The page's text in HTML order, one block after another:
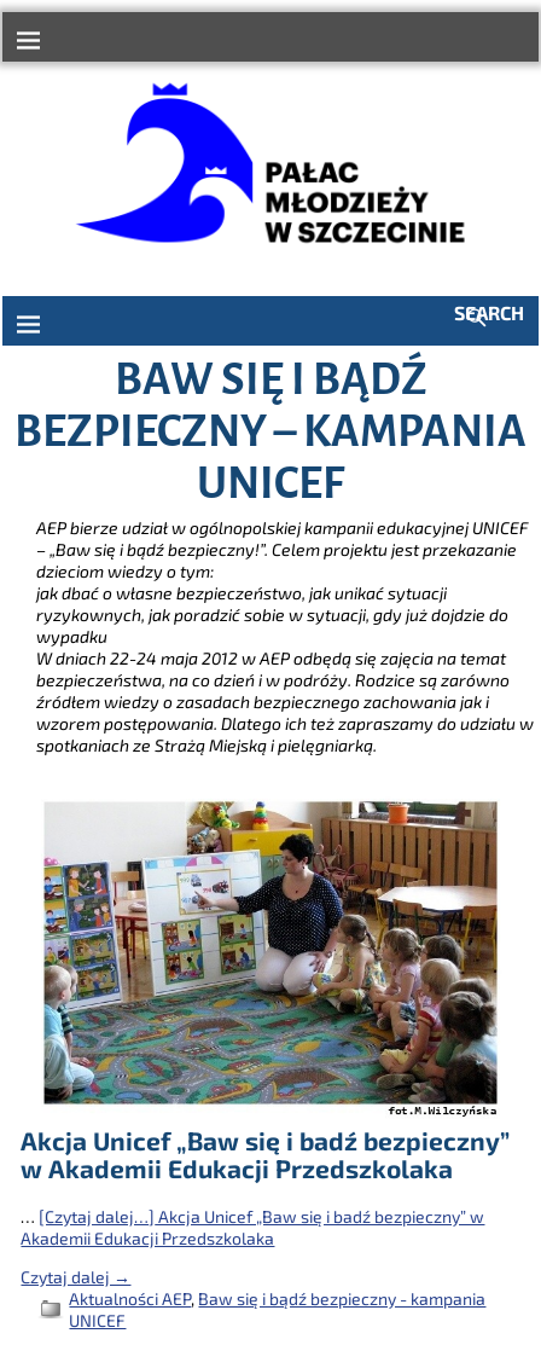
treści
SEARCH
BAW SIĘ I BĄDŹ
BEZPIECZNY – KAMPANIA
UNICEF
AEP bierze udział w ogólnopolskiej kampanii edukacyjnej UNICEF
– „Baw się i bądź bezpieczny!”. Celem projektu jest przekazanie
dzieciom wiedzy o tym:
jak dbać o własne bezpieczeństwo, jak unikać sytuacji
ryzykownych, jak poradzić sobie w sytuacji, gdy już dojdzie do
wypadku
W dniach 22-24 maja 2012 w AEP odbędą się zajęcia na temat
bezpieczeństwa, na co dzień i w podróży. Rodzice są zarówno
źródłem wiedzy o zasadach bezpiecznego zachowania jak i
wzorem postępowania. Dlatego ich też zapraszamy do udziału w
spotkaniach ze Strażą Miejską i pielęgniarką.
Akcja Unicef „Baw się i badź bezpieczny”
w Akademii Edukacji Przedszkolaka
… [Czytaj dalej…] Akcja Unicef „Baw się i badź bezpieczny” w
Akademii Edukacji Przedszkolaka
Czytaj dalej →
Aktualności AEP, Baw się i bądź bezpieczny - kampania
UNICEF